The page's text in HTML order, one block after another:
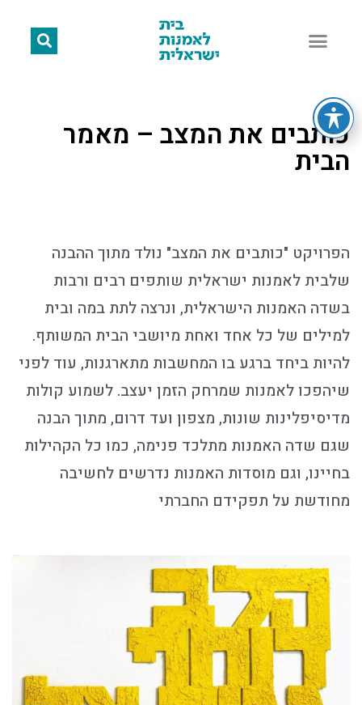
כותבים את המצב – מאמר
הבית
הפרויקט "כותבים את המצב" נולד מתוך ההבנה
שלבית לאמנות ישראלית שותפים רבים ורבות
בשדה האמנות הישראלית, ונרצה לתת במה ובית
למילים של כל אחד ואחת מיושבי הבית המשותף.
להיות ביחד ברגע בו המחשבות מתארגנות, עוד לפני
שיהפכו לאמנות שמרחק הזמן יעצב. לשמוע קולות
מדיסיפלינות שונות, מצפון ועד דרום, מתוך הבנה
שגם שדה האמנות מתלכד פנימה, כמו כל הקהילות
בחיינו, וגם מוסדות האמנות נדרשים לחשיבה
מחודשת על תפקידם החברתי